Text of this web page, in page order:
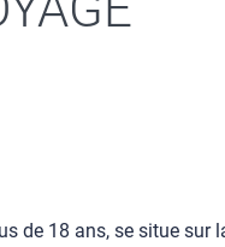
de 18 ans, se situe